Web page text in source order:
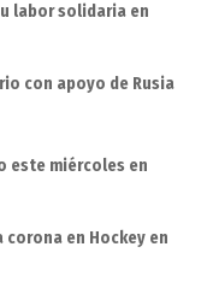
labor solidaria en
con apoyo de Rusia
este miércoles en
corona en Hockey en